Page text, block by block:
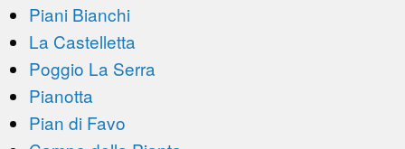
Piani Bianchi
La Castelletta
Poggio La Serra
Pianotta
Pian di Favo